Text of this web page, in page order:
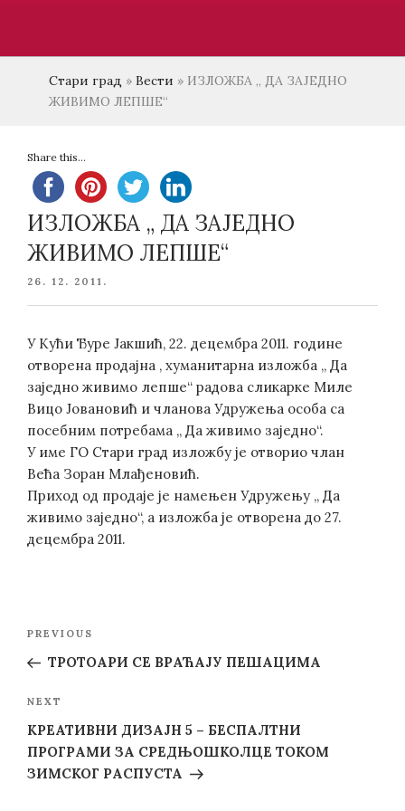
Стари град » Вести » ИЗЛОЖБА „ ДА ЗАЈЕДНО
ЖИВИМО ЛЕПШЕ“
Share this...
ИЗЛОЖБА „ ДА ЗАЈЕДНО
ЖИВИМО ЛЕПШЕ“
POSTED
26. 12. 2011.
У Кући Ђуре Јакшић, 22. децембра 2011. године
отворена продајна , хуманитарна изложба „ Да
заједно живимо лепше“ радова сликарке Миле
Вицо Јовановић и чланова Удружења особа са
посебним потребама „ Да живимо заједно“.
У име ГО Стари град изложбу је отворио члан
Већа Зоран Млађеновић.
Приход од продаје је намењен Удружењу „ Да
живимо заједно“, а изложба је отворена до 27.
децембра 2011.
Previous
Post
PREVIOUS
ТРОТОАРИ СЕ ВРАЋАЈУ ПЕШАЦИМА
Next
Post
NEXT
КРЕАТИВНИ ДИЗАЈН 5 – БЕСПАЛТНИ
ПРОГРАМИ ЗА СРЕДЊОШКОЛЦЕ ТОКОМ
ЗИМСКОГ РАСПУСТА